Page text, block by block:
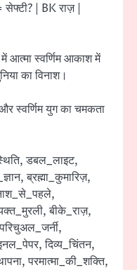
| BK राज़ |
आत्मा स्वर्णिम आकाश में
का विनाश।
स्वर्णिम युग का चमकता
डबल_लाइट,
ब्रह्मा_कुमारिज़,
बीके_राज़,
दिव्य_चिंतन,
परमात्मा_की_शक्ति,